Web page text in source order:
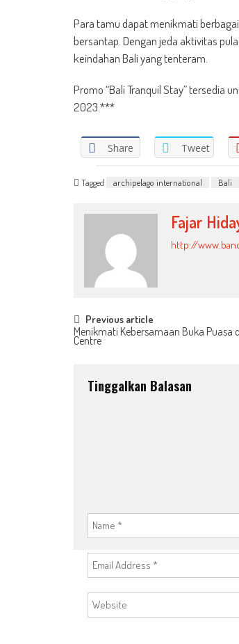
Para tamu dapat menikmati
bersantap. Dengan jeda aktivitas
keindahan Bali yang tenteram.
Promo “Bali Tranquil Stay” tersedia
2023.***
Share Tweet
Tagged archipelago international Bali
Fajar
http://
Post
navigation
Previous article
Menikmati Kebersamaan Buka Puasa
Centre
Tinggalkan Balasan